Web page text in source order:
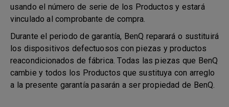
usando el número de serie de los Productos y estará
vinculado al comprobante de compra.
Durante el periodo de garantía, BenQ reparará o sustituirá
los dispositivos defectuosos con piezas y productos
reacondicionados de fábrica. Todas las piezas que BenQ
cambie y todos los Productos que sustituya con arreglo
a la presente garantía pasarán a ser propiedad de BenQ.